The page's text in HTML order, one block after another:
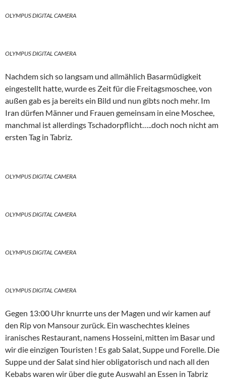
OLYMPUS DIGITAL CAMERA
OLYMPUS DIGITAL CAMERA
Nachdem sich so langsam und allmählich Basarmüdigkeit
eingestellt hatte, wurde es Zeit für die Freitagsmoschee, von
außen gab es ja bereits ein Bild und nun gibts noch mehr. Im
Iran dürfen Männer und Frauen gemeinsam in eine Moschee,
manchmal ist allerdings Tschadorpflicht…..doch noch nicht am
ersten Tag in Tabriz.
OLYMPUS DIGITAL CAMERA
OLYMPUS DIGITAL CAMERA
OLYMPUS DIGITAL CAMERA
OLYMPUS DIGITAL CAMERA
Gegen 13:00 Uhr knurrte uns der Magen und wir kamen auf
den Rip von Mansour zurück. Ein waschechtes kleines
iranisches Restaurant, namens Hosseini, mitten im Basar und
wir die einzigen Touristen ! Es gab Salat, Suppe und Forelle. Die
Suppe und der Salat sind hier obligatorisch und nach all den
Kebabs waren wir über die gute Auswahl an Essen in Tabriz